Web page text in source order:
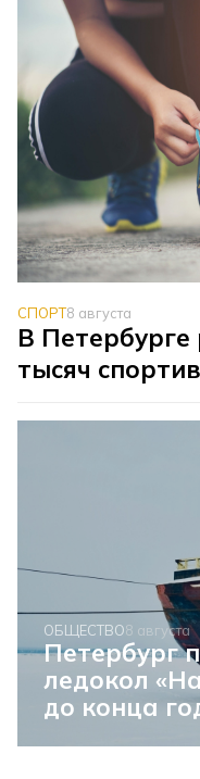
СПОРТ8 августа
В
тысяч
ОБЩЕСТВО8 августа
Петербург
ледокол
до конца